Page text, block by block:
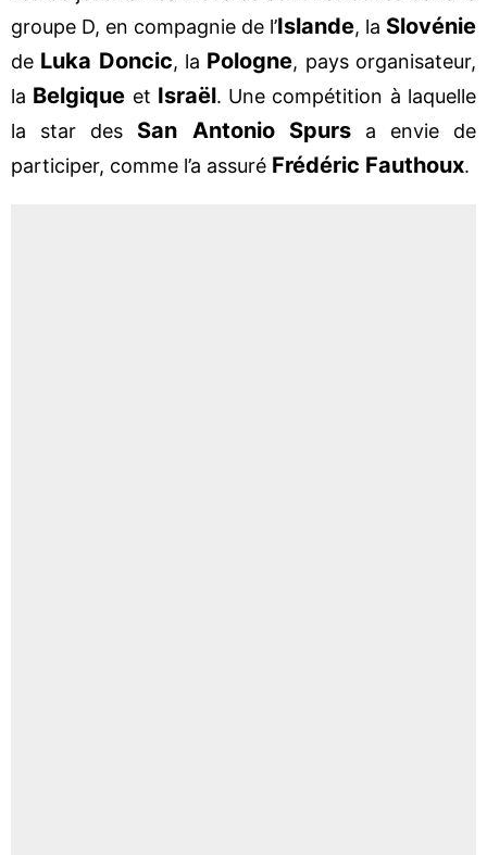
groupe D, en compagnie de l’Islande, la Slovénie
de Luka Doncic, la Pologne, pays organisateur,
la Belgique et Israël. Une compétition à laquelle
la star des San Antonio Spursa envie de
participer, comme l’a assuré Frédéric Fauthoux.